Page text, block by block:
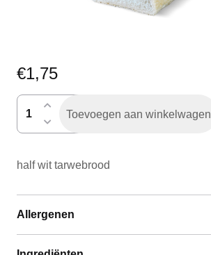
€1,75
buswit
gesneden
aantal
Toevoegen aan winkelwagen
half wit tarwebrood
Allergenen